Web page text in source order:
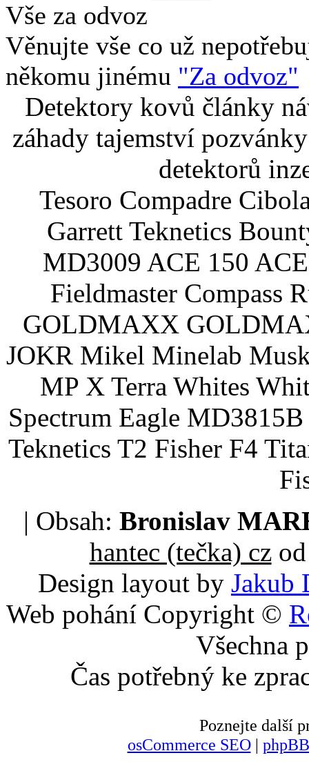
Vše za odvoz
Věnujte vše co už
někomu jinému "Za odvoz"
Detektory kovů články
záhady tajemství
detektorů
Tesoro Compadre
Garrett Teknetics
MD3009 ACE 150
Fieldmaster Compass
GOLDMAXX
JOKR Mikel Minelab
MP X Terra Whites
Spectrum Eagle
Teknetics T2 Fisher F4
| Obsah: Bronislav
hantec (tečka) czod
Design layout by Jakub
Web pohání Copyright ©
Všechna
Čas potřebný ke
Poznejte další
osCommerce SEO|